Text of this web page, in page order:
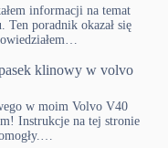
informacji na temat
Ten poradnik okazał się
klinowy w volvo
w moim Volvo V40
Instrukcje na tej stronie